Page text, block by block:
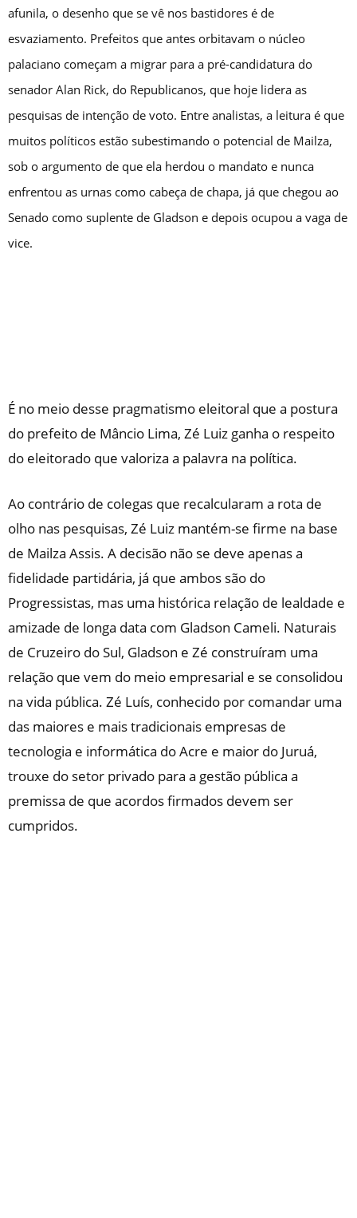
afunila, o desenho que se vê nos bastidores é de
esvaziamento. Prefeitos que antes orbitavam o núcleo
palaciano começam a migrar para a pré-candidatura do
senador Alan Rick, do Republicanos, que hoje lidera as
pesquisas de intenção de voto. Entre analistas, a leitura é que
muitos políticos estão subestimando o potencial de Mailza,
sob o argumento de que ela herdou o mandato e nunca
enfrentou as urnas como cabeça de chapa, já que chegou ao
Senado como suplente de Gladson e depois ocupou a vaga de
vice.
É no meio desse pragmatismo eleitoral que a postura
do prefeito de Mâncio Lima, Zé Luiz ganha o respeito
do eleitorado que valoriza a palavra na política.
Ao contrário de colegas que recalcularam a rota de
olho nas pesquisas, Zé Luiz mantém-se firme na base
de Mailza Assis. A decisão não se deve apenas a
fidelidade partidária, já que ambos são do
Progressistas, mas uma histórica relação de lealdade e
amizade de longa data com Gladson Cameli. Naturais
de Cruzeiro do Sul, Gladson e Zé construíram uma
relação que vem do meio empresarial e se consolidou
na vida pública. Zé Luís, conhecido por comandar uma
das maiores e mais tradicionais empresas de
tecnologia e informática do Acre e maior do Juruá,
trouxe do setor privado para a gestão pública a
premissa de que acordos firmados devem ser
cumpridos.